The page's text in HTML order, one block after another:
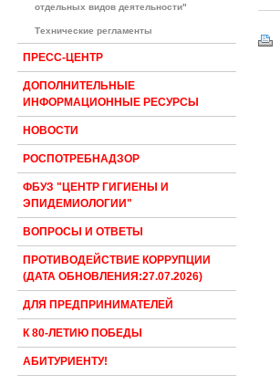
отдельных видов деятельности"
Технические регламенты
ПРЕСС-ЦЕНТР
ДОПОЛНИТЕЛЬНЫЕ
ИНФОРМАЦИОННЫЕ РЕСУРСЫ
НОВОСТИ
РОСПОТРЕБНАДЗОР
ФБУЗ "ЦЕНТР ГИГИЕНЫ И
ЭПИДЕМИОЛОГИИ"
ВОПРОСЫ И ОТВЕТЫ
ПРОТИВОДЕЙСТВИЕ КОРРУПЦИИ
(ДАТА ОБНОВЛЕНИЯ:27.07.2026)
ДЛЯ ПРЕДПРИНИМАТЕЛЕЙ
К 80-ЛЕТИЮ ПОБЕДЫ
АБИТУРИЕНТУ!